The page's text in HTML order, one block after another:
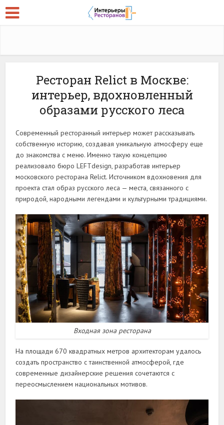
Ресторан Relict в Москве:
интерьер, вдохновленный
образами русского леса
Современный ресторанный интерьер может рассказывать
собственную историю, создавая уникальную атмосферу еще
до знакомства с меню. Именно такую концепцию
реализовало бюро LEFTdesign, разработав интерьер
московского ресторана Relict. Источником вдохновения для
проекта стал образ русского леса — места, связанного с
природой, народными легендами и культурными традициями.
Входная зона ресторана
На площади 670 квадратных метров архитекторам удалось
создать пространство с таинственной атмосферой, где
современные дизайнерские решения сочетаются с
переосмыслением национальных мотивов.